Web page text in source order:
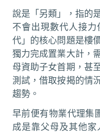
說是「另類」，指的
不會出現數代人接
代」的核心問題是樓
獨力完成置業大計，
母資助子女首期，甚
測試，借取按揭的情
趨勢。
早前便有物業代理集
成是靠父母及其他